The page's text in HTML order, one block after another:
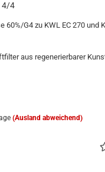
4/4
60%/G4 zu KWL EC 270 und
aus regenerierbarer
(Ausland abweichend)